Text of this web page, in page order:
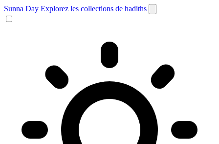
Sunna Day Explorez les collections de hadiths